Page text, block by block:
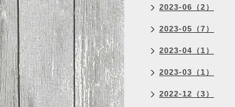
2023-06（2）
2023-05（7）
2023-04（1）
2023-03（1）
2022-12（3）